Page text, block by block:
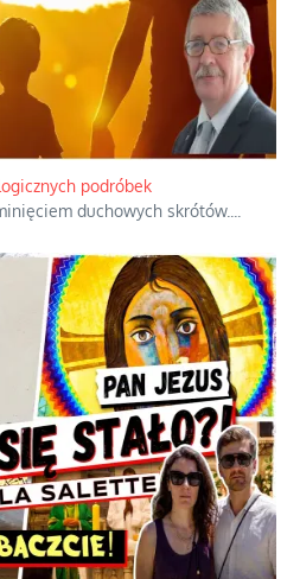
dotacji
kulisy powstawania swoich
z ich finansowaniem oraz
...